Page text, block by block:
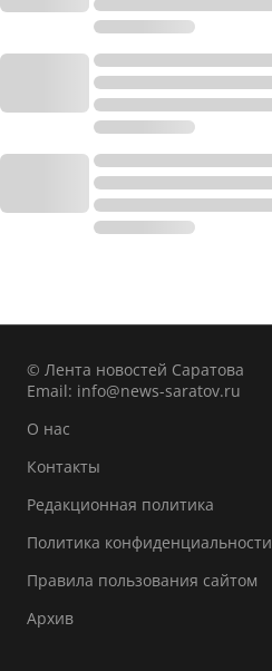
© Лента новостей Саратова
Email: info@news-saratov.ru
О нас
Контакты
Редакционная политика
Политика конфиденциальности
Правила пользования сайтом
Архив